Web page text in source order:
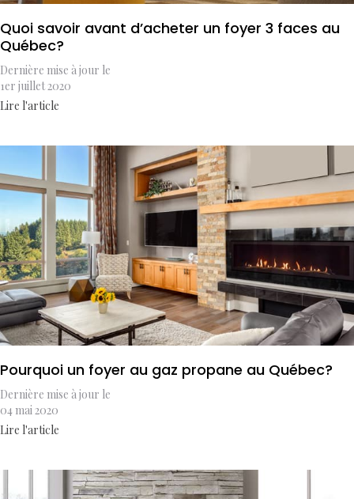
Quoi savoir avant d’acheter un foyer 3 faces au
Québec?
Dernière mise à jour le
1er juillet 2020
Lire l'article
Pourquoi un foyer au gaz propane au Québec?
Dernière mise à jour le
04 mai 2020
Lire l'article